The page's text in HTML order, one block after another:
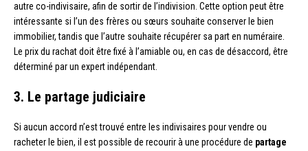
autre co-indivisaire, afin de sortir de l’indivision. Cette option peut être
intéressante si l’un des frères ou sœurs souhaite conserver le bien
immobilier, tandis que l’autre souhaite récupérer sa part en numéraire.
Le prix du rachat doit être fixé à l’amiable ou, en cas de désaccord, être
déterminé par un expert indépendant.
3. Le partage judiciaire
Si aucun accord n’est trouvé entre les indivisaires pour vendre ou
racheter le bien, il est possible de recourir à une procédure de partage